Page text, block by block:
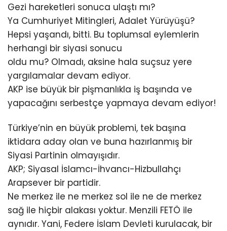
Gezi hareketleri sonuca ulaştı mı?
Ya Cumhuriyet Mitingleri, Adalet Yürüyüşü?
Hepsi yaşandı, bitti. Bu toplumsal eylemlerin
herhangi bir siyasi sonucu
oldu mu? Olmadı, aksine hala suçsuz yere
yargılamalar devam ediyor.
AKP ise büyük bir pişmanlıkla iş başında ve
yapacağını serbestçe yapmaya devam ediyor!
Türkiye’nin en büyük problemi, tek başına
iktidara aday olan ve buna hazırlanmış bir
Siyasi Partinin olmayışıdır.
AKP; Siyasal İslamcı-İhvancı-Hizbullahçı
Arapsever bir partidir.
Ne merkez ile ne merkez sol ile ne de merkez
sağ ile hiçbir alakası yoktur. Menzili FETÖ ile
aynıdır. Yani, Federe İslam Devleti kurulacak, bir